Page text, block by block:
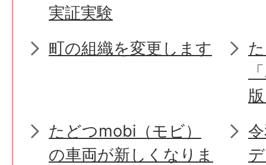
実証実験
町の組織を変更します
たどつmobi（モビ）
の車両が新しくなりま